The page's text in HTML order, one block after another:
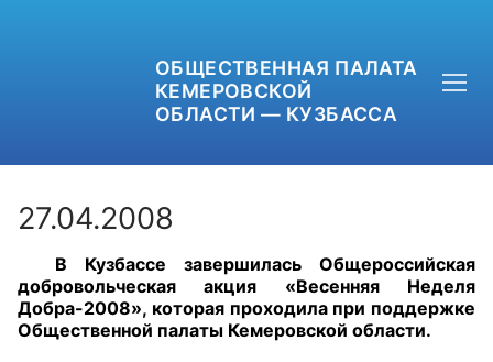
ОБЩЕСТВЕННАЯ ПАЛАТА
КЕМЕРОВСКОЙ
ОБЛАСТИ — КУЗБАССА
+7 (3842) 58-82-40
OPKO42@BK.RU
27.04.2008
В Кузбассе завершилась Общероссийская
добровольческая акция «Весенняя Неделя
Добра-2008», которая проходила при поддержке
Общественной палаты Кемеровской области.